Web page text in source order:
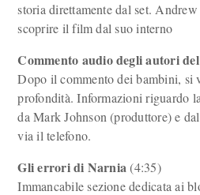
storia direttamente dal set.
scoprire il film dal suo interno
Commento audio degli autori
Dopo il commento dei bambini, si
profondità. Informazioni riguardo
da Mark Johnson (produttore) e
via il telefono.
Gli errori di Narnia(4:35)
Immancabile sezione dedicata ai